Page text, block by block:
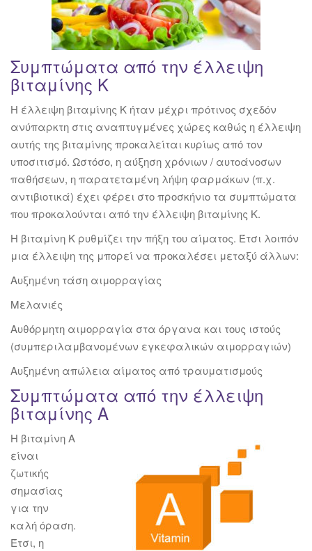
Συμπτώματα από την έλλειψη
βιταμίνης Κ
Η έλλειψη βιταμίνης Κ ήταν μέχρι πρότινος σχεδόν
ανύπαρκτη στις αναπτυγμένες χώρες καθώς η έλλειψη
αυτής της βιταμίνης προκαλείται κυρίως από τον
υποσιτισμό. Ωστόσο, η αύξηση χρόνιων / αυτοάνοσων
παθήσεων, η παρατεταμένη λήψη φαρμάκων (π.χ.
αντιβιοτικά) έχει φέρει στο προσκήνιο τα συμπτώματα
που προκαλούνται από την έλλειψη βιταμίνης Κ.
Η βιταμίνη Κ ρυθμίζει την πήξη του αίματος. Έτσι λοιπόν
μια έλλειψη της μπορεί να προκαλέσει μεταξύ άλλων:
Αυξημένη τάση αιμορραγίας
Μελανιές
Αυθόρμητη αιμορραγία στα όργανα και τους ιστούς
(συμπεριλαμβανομένων εγκεφαλικών αιμορραγιών)
Αυξημένη απώλεια αίματος από τραυματισμούς
Συμπτώματα από την έλλειψη
βιταμίνης Α
Η βιταμίνη Α
είναι
ζωτικής
σημασίας
για την
καλή όραση.
Έτσι, η